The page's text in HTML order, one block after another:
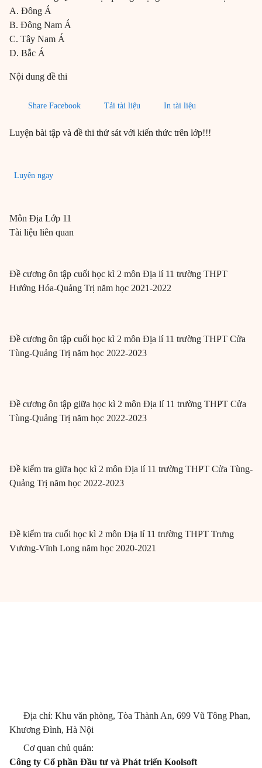
A. Đông Á
B. Đông Nam Á
C. Tây Nam Á
D. Bắc Á
Nội dung đề thi
Share Facebook Tải tài liệu In tài liệu
Luyện bài tập và đề thi thử sát với kiến thức trên lớp!!!
Luyện ngay
Môn Địa Lớp 11
Tài liệu liên quan
Đề cương ôn tập cuối học kì 2 môn Địa lí 11 trường THPT
Hướng Hóa-Quảng Trị năm học 2021-2022
Đề cương ôn tập cuối học kì 2 môn Địa lí 11 trường THPT Cửa
Tùng-Quảng Trị năm học 2022-2023
Đề cương ôn tập giữa học kì 2 môn Địa lí 11 trường THPT Cửa
Tùng-Quảng Trị năm học 2022-2023
Đề kiểm tra giữa học kì 2 môn Địa lí 11 trường THPT Cửa Tùng-
Quảng Trị năm học 2022-2023
Đề kiểm tra cuối học kì 2 môn Địa lí 11 trường THPT Trưng
Vương-Vĩnh Long năm học 2020-2021
Địa chỉ: Khu văn phòng, Tòa Thành An, 699 Vũ Tông Phan,
Khương Đình, Hà Nội
Cơ quan chủ quản:
Công ty Cổ phần Đầu tư và Phát triển Koolsoft